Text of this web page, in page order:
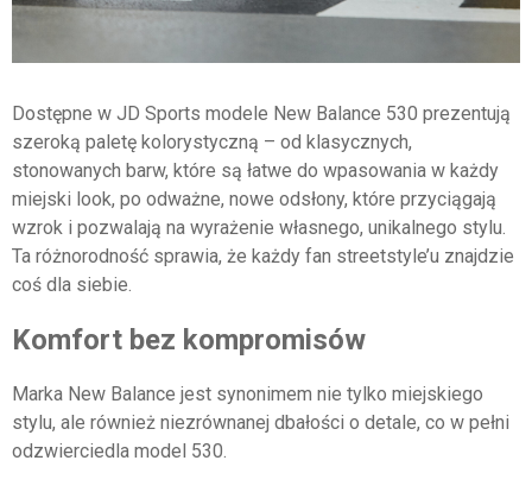
Dostępne w JD Sports modele New Balance 530 prezentują
szeroką paletę kolorystyczną – od klasycznych,
stonowanych barw, które są łatwe do wpasowania w każdy
miejski look, po odważne, nowe odsłony, które przyciągają
wzrok i pozwalają na wyrażenie własnego, unikalnego stylu.
Ta różnorodność sprawia, że każdy fan streetstyle’u znajdzie
coś dla siebie.
Komfort bez kompromisów
Marka New Balance jest synonimem nie tylko miejskiego
stylu, ale również niezrównanej dbałości o detale, co w pełni
odzwierciedla model 530.